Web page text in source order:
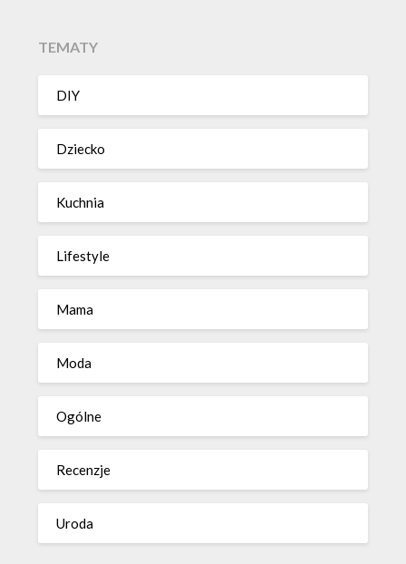
TEMATY
DIY
Dziecko
Kuchnia
Lifestyle
Mama
Moda
Ogólne
Recenzje
Uroda